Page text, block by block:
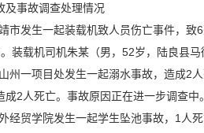
及事故调查处理情况
市发生一起装载机致人员伤亡事件，
装载机司机朱某（男，52岁，陆良县
州一项目处发生一起溺水事故，造成2
成2人死亡。事故原因正在进一步调查中
经贸学院发生一起学生坠池事故，1人